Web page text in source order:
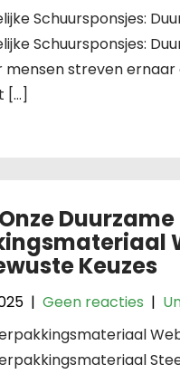
Schuursponsjes:
Schuursponsjes:
mensen streven
[…]
Duurzame
Keuzes
|Geen reacties |